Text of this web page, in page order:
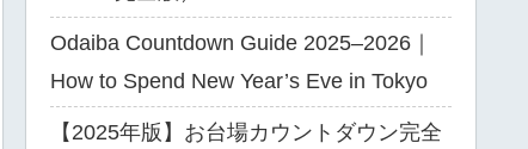
Odaiba Countdown Guide 2025–2026｜
How to Spend New Year’s Eve in Tokyo
【2025年版】お台場カウントダウン完全